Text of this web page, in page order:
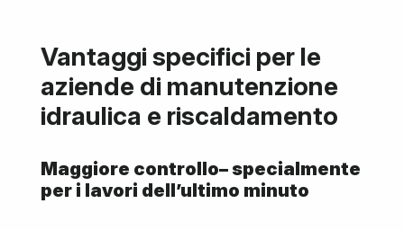
Vantaggi specifici per le
aziende di manutenzione
idraulica e riscaldamento
Maggiore controllo– specialmente
per i lavori dell’ultimo minuto